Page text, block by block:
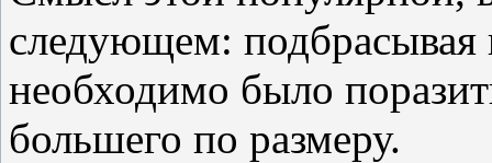
следующем:
необходимо было
большего по размеру.